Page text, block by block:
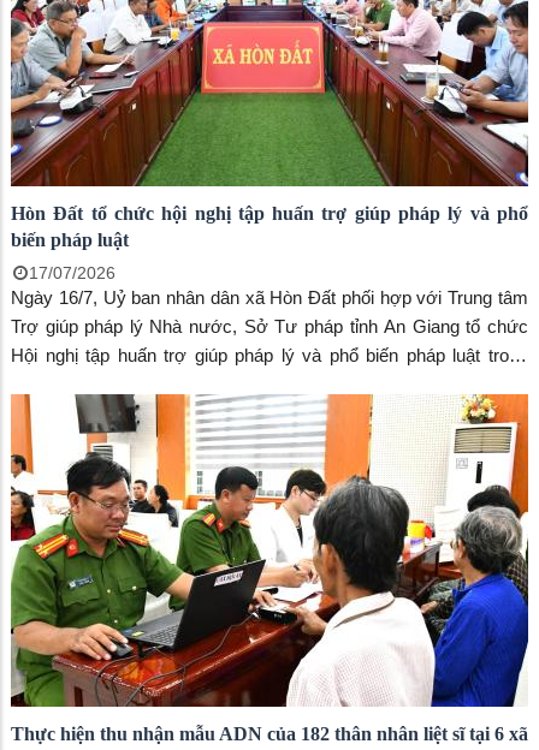
Hòn Đất tổ chức hội nghị tập huấn trợ giúp pháp lý và phổ
biến pháp luật
17/07/2026
Ngày 16/7, Uỷ ban nhân dân xã Hòn Đất phối hợp với Trung tâm
Trợ giúp pháp lý Nhà nước, Sở Tư pháp tỉnh An Giang tổ chức
Hội nghị tập huấn trợ giúp pháp lý và phổ biến pháp luật trong
nghèo bền vững và phát triển kinh tế - xã hội vùng đồng bào dân
tộc thiểu số, miền núi giai đoạn 2025 – 2030; đồng thời triển khai
các nội dung của Dự án 8 thuộc Chương trình mục tiêu quốc gia
phòng, chống ma túy đến năm 2030.
Thực hiện thu nhận mẫu ADN của 182 thân nhân liệt sĩ tại 6 xã